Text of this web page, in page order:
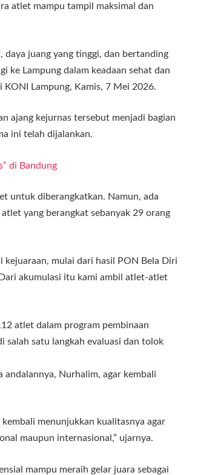
atlet mampu tampil maksimal dan
daya juang yang tinggi, dan bertanding
ke Lampung dalam keadaan sehat dan
KONI Lampung, Kamis, 7 Mei 2026.
ajang kejurnas tersebut menjadi bagian
ini telah dijalankan.
di Bandung
untuk diberangkatkan. Namun, ada
yang berangkat sebanyak 29 orang
kejuaraan, mulai dari hasil PON Bela Diri
akumulasi itu kami ambil atlet-atlet
atlet dalam program pembinaan
salah satu langkah evaluasi dan tolok
andalannya, Nurhalim, agar kembali
menunjukkan kualitasnya agar
maupun internasional,” ujarnya.
mampu meraih gelar juara sebagai